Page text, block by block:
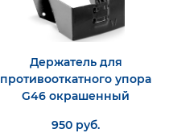
Держатель для
противооткатного упора
G46 окрашенный
950 руб.